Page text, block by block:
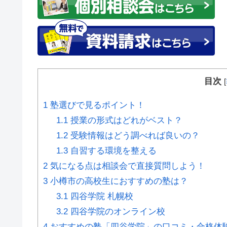
目次 [
1 塾選びで見るポイント！
1.1授業の形式はどれがベスト？
1.2受験情報はどう調べれば良いの？
1.3自習する環境を整える
2 気になる点は相談会で直接質問しよう！
3 小樽市の高校生におすすめの塾は？
3.1四谷学院 札幌校
3.2四谷学院のオンライン校